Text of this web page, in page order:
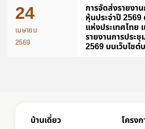
24
เมษายน
2569
การจัดส่งรายงา
หุ้นประจำปี
แห่งประเทศไทย
รายงานการประ
2569 บนเว็บไซต์
บ้านเดี่ยว
โครง